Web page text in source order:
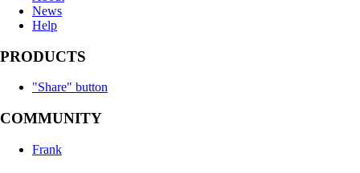
News
Help
PRODUCTS
"Share" button
COMMUNITY
Frank